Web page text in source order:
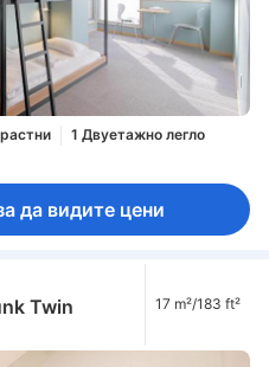
1 Двуетажно легло
да видите цени
Twin
17 m²/183 ft²